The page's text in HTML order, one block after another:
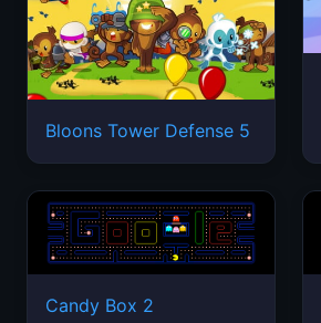
Bloons Tower Defense 5
Candy Box 2